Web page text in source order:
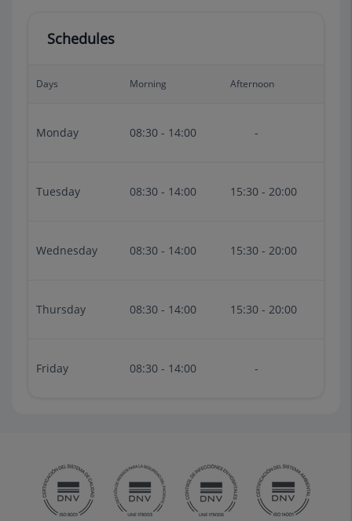
Schedules
Days Morning Afternoon
Monday 08:30 - 14:00 -
Tuesday 08:30 - 14:00 15:30 - 20:00
Wednesday 08:30 - 14:00 15:30 - 20:00
Thursday 08:30 - 14:00 15:30 - 20:00
Friday 08:30 - 14:00 -